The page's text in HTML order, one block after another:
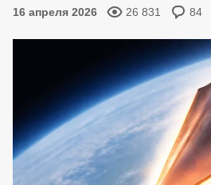
16 апреля 2026 26 831 84